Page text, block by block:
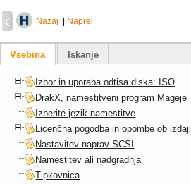
Nazaj Naprej
Vsebina Iskanje
Izbor in uporaba odtisa diska: ISO
DrakX, namestitveni program Mageje
Izberite jezik namestitve
Licenčna pogodba in opombe ob izdaji
Nastavitev naprav SCSI
Namestitev ali nadgradnja
Tipkovnica